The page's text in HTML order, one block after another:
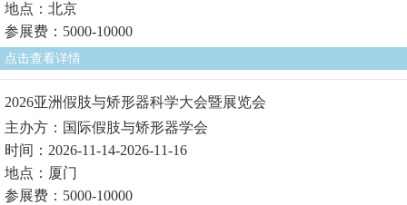
地点：北京
参展费：5000-10000
点击查看详情
2026亚洲假肢与矫形器科学大会暨展览会
主办方：国际假肢与矫形器学会
时间：2026-11-14-2026-11-16
地点：厦门
参展费：5000-10000